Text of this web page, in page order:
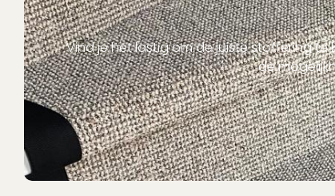
Vind je het lastig om de juiste stoffering te
de